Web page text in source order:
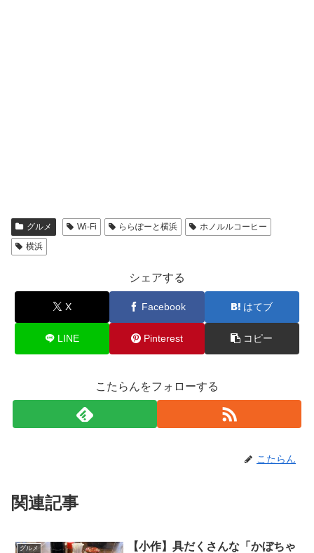
グルメ Wi-Fi ららぽーと横浜
ホノルルコーヒー
横浜
シェアする
X Facebook はてブ
LINE Pinterest コピー
こたらんをフォローする
こたらん
関連記事
グルメ
【小作】具だくさんな「かぼちゃ